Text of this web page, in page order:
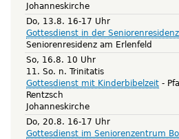
Johanneskirche
Do, 13.8. 16-17 Uhr
Gottesdienst in der
Seniorenresidenz am Erlenfeld
So, 16.8. 10 Uhr
11. So. n. Trinitatis
Gottesdienst mit Kinderbibelzeit
Rentzsch
Johanneskirche
Do, 20.8. 16-17 Uhr
Gottesdienst im Seniorenzentrum